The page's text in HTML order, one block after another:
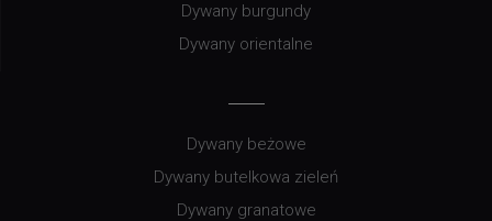
Dywany burgundy
Dywany orientalne
Dywany beżowe
Dywany butelkowa zieleń
Dywany granatowe